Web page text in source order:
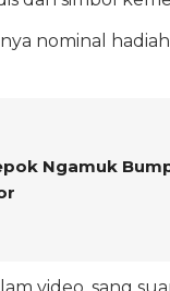
nominal
Ngamuk
video, sang